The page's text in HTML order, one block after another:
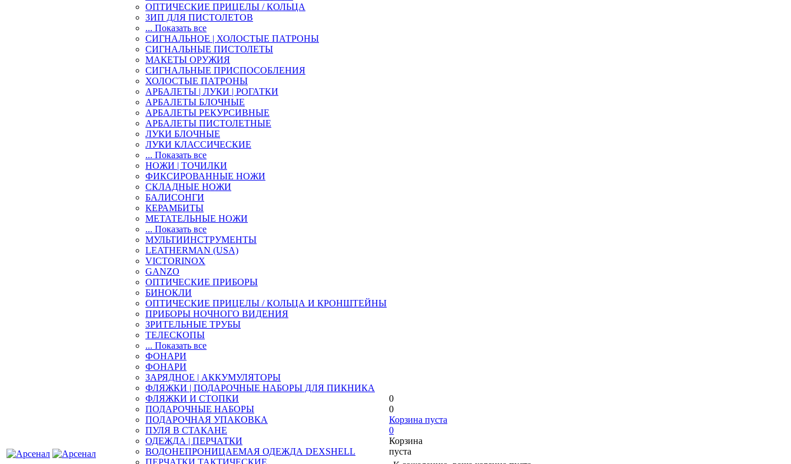
ОПТИЧЕСКИЕ ПРИЦЕЛЫ / КОЛЬЦА
ЗИП ДЛЯ ПИСТОЛЕТОВ
... Показать все
СИГНАЛЬНОЕ | ХОЛОСТЫЕ ПАТРОНЫ
СИГНАЛЬНЫЕ ПИСТОЛЕТЫ
МАКЕТЫ ОРУЖИЯ
СИГНАЛЬНЫЕ ПРИСПОСОБЛЕНИЯ
ХОЛОСТЫЕ ПАТРОНЫ
АРБАЛЕТЫ | ЛУКИ | РОГАТКИ
АРБАЛЕТЫ БЛОЧНЫЕ
АРБАЛЕТЫ РЕКУРСИВНЫЕ
АРБАЛЕТЫ ПИСТОЛЕТНЫЕ
ЛУКИ БЛОЧНЫЕ
ЛУКИ КЛАССИЧЕСКИЕ
... Показать все
НОЖИ | ТОЧИЛКИ
ФИКСИРОВАННЫЕ НОЖИ
СКЛАДНЫЕ НОЖИ
БАЛИСОНГИ
КЕРАМБИТЫ
МЕТАТЕЛЬНЫЕ НОЖИ
... Показать все
МУЛЬТИИНСТРУМЕНТЫ
LEATHERMAN (USA)
VICTORINOX
GANZO
ОПТИЧЕСКИЕ ПРИБОРЫ
БИНОКЛИ
ОПТИЧЕСКИЕ ПРИЦЕЛЫ / КОЛЬЦА И КРОНШТЕЙНЫ
ПРИБОРЫ НОЧНОГО ВИДЕНИЯ
ЗРИТЕЛЬНЫЕ ТРУБЫ
ТЕЛЕСКОПЫ
... Показать все
ФОНАРИ
ФОНАРИ
ЗАРЯДНОЕ | АККУМУЛЯТОРЫ
ФЛЯЖКИ | ПОДАРОЧНЫЕ НАБОРЫ ДЛЯ ПИКНИКА
ФЛЯЖКИ И СТОПКИ
ПОДАРОЧНЫЕ НАБОРЫ
ПОДАРОЧНАЯ УПАКОВКА
ПУЛЯ В СТАКАНЕ
ОДЕЖДА | ПЕРЧАТКИ
ВОДОНЕПРОНИЦАЕМАЯ ОДЕЖДА DEXSHELL
ПЕРЧАТКИ ТАКТИЧЕСКИЕ
0
0
Корзина пуста
0
Корзина
пуста